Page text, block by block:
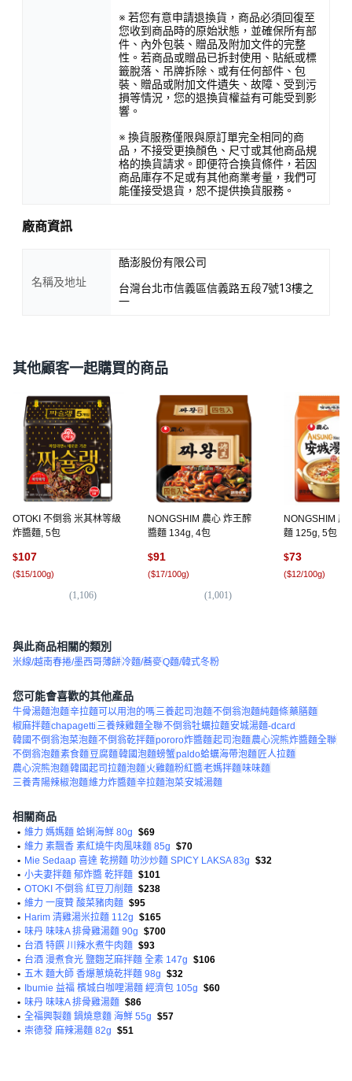
※ 若您有意申請退換貨，商品必須回復至
您收到商品時的原始狀態，並確保所有部
件、內外包裝、贈品及附加文件的完整
性。若商品或贈品已拆封使用、貼紙或標
籤脫落、吊牌拆除、或有任何部件、包
裝、贈品或附加文件遺失、故障、受到污
損等情況，您的退換貨權益有可能受到影
響。
※ 換貨服務僅限與原訂單完全相同的商
品，不接受更換顏色、尺寸或其他商品規
格的換貨請求。即便符合換貨條件，若因
商品庫存不足或有其他商業考量，我們可
能僅接受退貨，恕不提供換貨服務。
廠商資訊
名稱及地址
酷澎股份有限公司
台灣台北市信義區信義路五段7號13樓之
一
其他顧客一起購買的商品
OTOKI 不倒翁 米其林等級
炸醬麵, 5包
$107
($15/100g)
(1,106)
NONGSHIM 農心 炸王醡
醬麵 134g, 4包
$91
($17/100g)
(1,001)
NONGSHIM 農
麵 125g, 5包
$73
($12/100g)
與此商品相關的類別
米線/越南春捲/墨西哥薄餅冷麵/蕎麥Q麵/韓式冬粉
您可能會喜歡的其他產品
牛骨湯麵泡麵辛拉麵可以用泡的嗎三養起司泡麵不倒翁泡麵純麵條藥膳麵
椒麻拌麵chapagetti三養辣雞麵全聯不倒翁牡蠣拉麵安城湯麵-dcard
韓國不倒翁泡菜泡麵不倒翁乾拌麵pororo炸醬麵起司泡麵農心浣熊炸醬麵全聯
不倒翁泡麵素食麵 豆腐麵韓國泡麵螃蟹paldo蛤蠣海帶泡麵 匠人拉麵
農心浣熊泡麵韓國起司拉麵泡麵火雞麵粉紅醬老媽拌麵味味麵
三養青陽辣椒泡麵維力炸醬麵辛拉麵泡菜安城湯麵
相關商品
• 維力 媽媽麵 蛤蜊海鮮 80g $69
• 維力 素飄香 素紅燒牛肉風味麵 85g $70
• Mie Sedaap 喜達 乾撈麵 叻沙炒麵 SPICY LAKSA 83g $32
• 小夫妻拌麵 郁炸醬 乾拌麵 $101
• OTOKI 不倒翁 紅豆刀削麵 $238
• 維力 一度贊 酸菜豬肉麵 $95
• Harim 清雞湯米拉麵 112g $165
• 味丹 味味A 排骨雞湯麵 90g $700
• 台酒 特饌 川辣水煮牛肉麵 $93
• 台酒 漫煮食光 鹽麴芝麻拌麵 全素 147g $106
• 五木 麵大師 香爆蔥燒乾拌麵 98g $32
•
Ibumie 益福 檳城白咖哩湯麵 經濟包 105g $60
• 味丹 味味A 排骨雞湯麵 $86
• 全福興製麵 鍋燒意麵 海鮮 55g $57
• 崇德發 麻辣湯麵 82g $51